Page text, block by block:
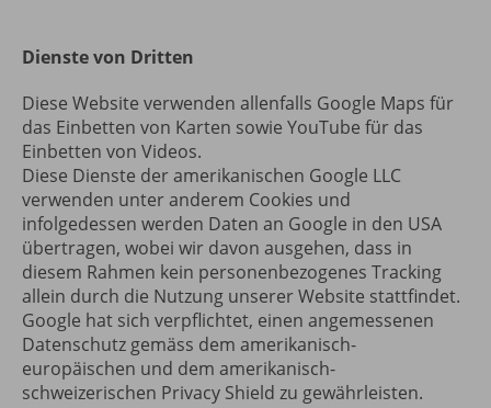
Dienste von Dritten
Diese Website verwenden allenfalls Google Maps für
das Einbetten von Karten sowie YouTube für das
Einbetten von Videos.
Diese Dienste der amerikanischen Google LLC
verwenden unter anderem Cookies und
infolgedessen werden Daten an Google in den USA
übertragen, wobei wir davon ausgehen, dass in
diesem Rahmen kein personenbezogenes Tracking
allein durch die Nutzung unserer Website stattfindet.
Google hat sich verpflichtet, einen angemessenen
Datenschutz gemäss dem amerikanisch-
europäischen und dem amerikanisch-
schweizerischen Privacy Shield zu gewährleisten.